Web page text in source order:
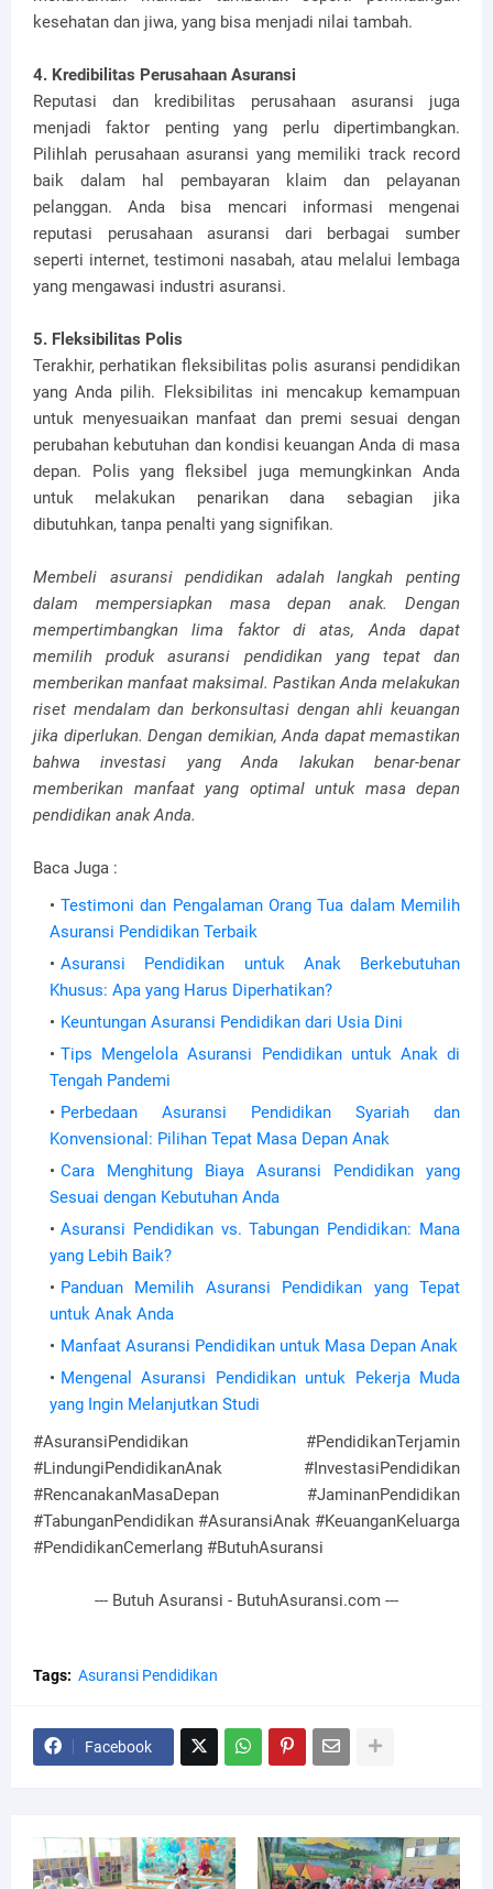
kesehatan dan jiwa, yang bisa menjadi nilai tambah.
4. Kredibilitas Perusahaan Asuransi
Reputasi dan kredibilitas perusahaan asuransi juga
menjadi faktor penting yang perlu dipertimbangkan.
Pilihlah perusahaan asuransi yang memiliki track record
baik dalam hal pembayaran klaim dan pelayanan
pelanggan. Anda bisa mencari informasi mengenai
reputasi perusahaan asuransi dari berbagai sumber
seperti internet, testimoni nasabah, atau melalui lembaga
yang mengawasi industri asuransi.
5. Fleksibilitas Polis
Terakhir, perhatikan fleksibilitas polis asuransi pendidikan
yang Anda pilih. Fleksibilitas ini mencakup kemampuan
untuk menyesuaikan manfaat dan premi sesuai dengan
perubahan kebutuhan dan kondisi keuangan Anda di masa
depan. Polis yang fleksibel juga memungkinkan Anda
untuk melakukan penarikan dana sebagian jika
dibutuhkan, tanpa penalti yang signifikan.
Membeli asuransi pendidikan adalah langkah penting
dalam mempersiapkan masa depan anak. Dengan
mempertimbangkan lima faktor di atas, Anda dapat
memilih produk asuransi pendidikan yang tepat dan
memberikan manfaat maksimal. Pastikan Anda melakukan
riset mendalam dan berkonsultasi dengan ahli keuangan
jika diperlukan. Dengan demikian, Anda dapat memastikan
bahwa investasi yang Anda lakukan benar-benar
memberikan manfaat yang optimal untuk masa depan
pendidikan anak Anda.
Baca Juga :
Testimoni dan Pengalaman Orang Tua dalam Memilih
Asuransi Pendidikan Terbaik
Asuransi Pendidikan untuk Anak Berkebutuhan
Khusus: Apa yang Harus Diperhatikan?
Keuntungan Asuransi Pendidikan dari Usia Dini
Tips Mengelola Asuransi Pendidikan untuk Anak di
Tengah Pandemi
Perbedaan Asuransi Pendidikan Syariah dan
Konvensional: Pilihan Tepat Masa Depan Anak
Cara Menghitung Biaya Asuransi Pendidikan yang
Sesuai dengan Kebutuhan Anda
Asuransi Pendidikan vs. Tabungan Pendidikan: Mana
yang Lebih Baik?
Panduan Memilih Asuransi Pendidikan yang Tepat
untuk Anak Anda
Manfaat Asuransi Pendidikan untuk Masa Depan Anak
Mengenal Asuransi Pendidikan untuk Pekerja Muda
yang Ingin Melanjutkan Studi
#AsuransiPendidikan #PendidikanTerjamin
#LindungiPendidikanAnak #InvestasiPendidikan
#RencanakanMasaDepan #JaminanPendidikan
#TabunganPendidikan #AsuransiAnak #KeuanganKeluarga
#PendidikanCemerlang #ButuhAsuransi
--- Butuh Asuransi - ButuhAsuransi.com ---
Tags: Asuransi Pendidikan
Facebook